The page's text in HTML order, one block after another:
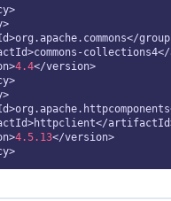
4.4</version>
4.5.13</version>